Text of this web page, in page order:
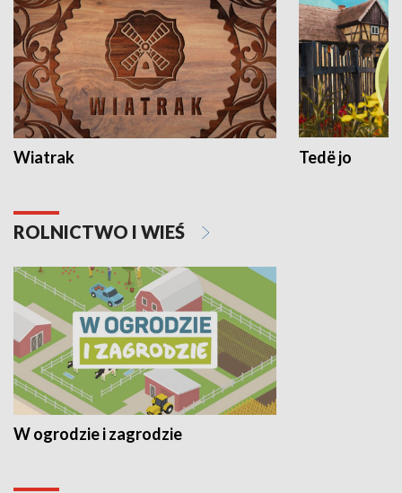
Wiatrak Tedë jo
ROLNICTWO I WIEŚ
W ogrodzie i zagrodzie